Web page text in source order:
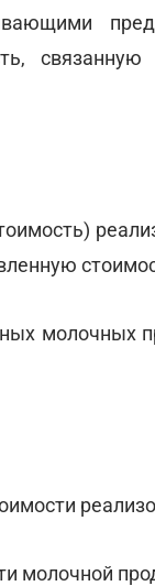
молочных
молочной